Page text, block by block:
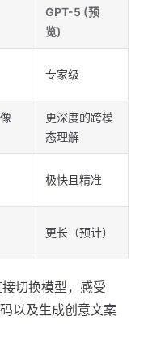
GPT-5 (预
览)
专家级
更深度的跨模
态理解
极快且精准
更长（预计）
接切换模型，感受
以及生成创意文案